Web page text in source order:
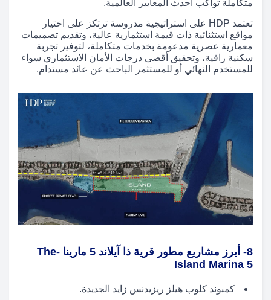
متكاملة تواكب أحدث المعايير العالمية.
تعتمد HDP على استراتيجية مدروسة ترتكز على اختيار
مواقع استثنائية ذات قيمة استثمارية عالية، وتقديم تصميمات
معمارية عصرية مدعومة بخدمات متكاملة، لتوفير تجربة
سكنية راقية، وتحقيق أقصى درجات الأمان الاستثماري سواء
للمستخدم النهائي أو للمستثمر الباحث عن عائد مستدام.
8- أبرز مشاريع مطور قرية ذا آيلاند 5 مارينا -The
Island Marina 5
كمبوند كلوب هيلز ريزيدنس زايد الجديدة.